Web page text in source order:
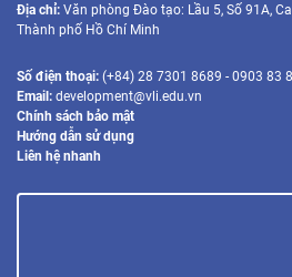
Địa chỉ: Văn phòng Đào tạo: Lầu 5, Số 91A,
Thành phố Hồ Chí Minh
Số điện thoại: (+84) 28 7301 8689 - 0903 83
Email: development@vli.edu.vn
Chính sách bảo mật
Hướng dẫn sử dụng
Liên hệ nhanh